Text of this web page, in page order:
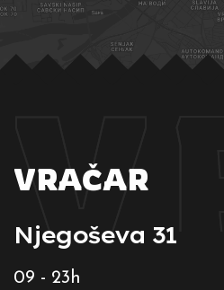
VRAČAR
Njegoševa 31
09 - 23h